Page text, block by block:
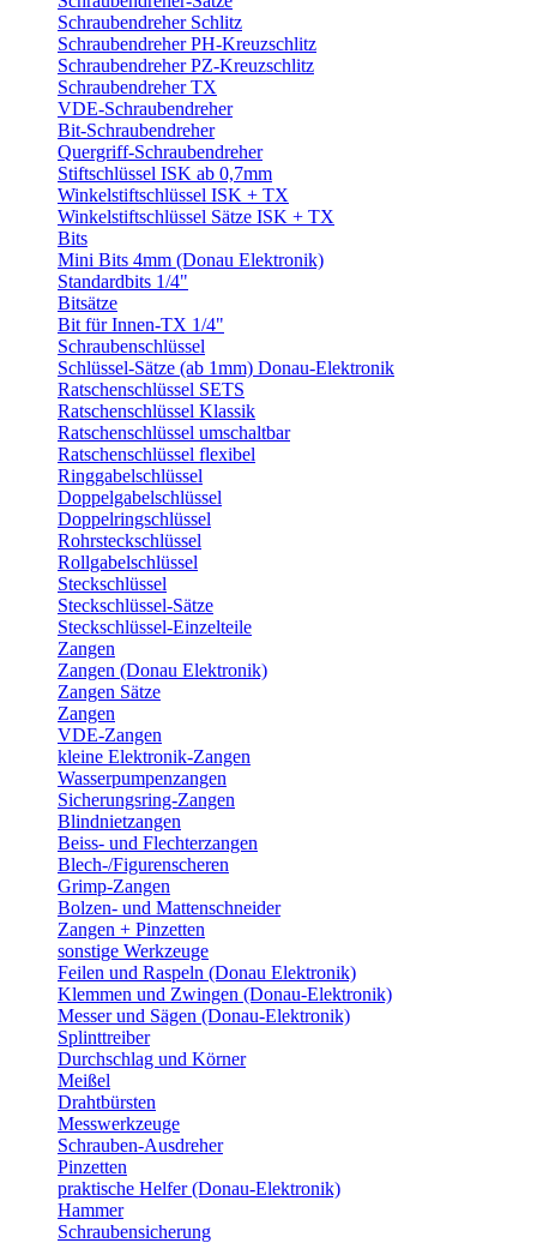
Schraubendreher Schlitz
Schraubendreher PH-Kreuzschlitz
Schraubendreher PZ-Kreuzschlitz
Schraubendreher TX
VDE-Schraubendreher
Bit-Schraubendreher
Quergriff-Schraubendreher
Stiftschlüssel ISK ab 0,7mm
Winkelstiftschlüssel ISK + TX
Winkelstiftschlüssel Sätze ISK + TX
Bits
Mini Bits 4mm (Donau Elektronik)
Standardbits 1/4"
Bitsätze
Bit für Innen-TX 1/4"
Schraubenschlüssel
Schlüssel-Sätze (ab 1mm) Donau-Elektronik
Ratschenschlüssel SETS
Ratschenschlüssel Klassik
Ratschenschlüssel umschaltbar
Ratschenschlüssel flexibel
Ringgabelschlüssel
Doppelgabelschlüssel
Doppelringschlüssel
Rohrsteckschlüssel
Rollgabelschlüssel
Steckschlüssel
Steckschlüssel-Sätze
Steckschlüssel-Einzelteile
Zangen
Zangen (Donau Elektronik)
Zangen Sätze
Zangen
VDE-Zangen
kleine Elektronik-Zangen
Wasserpumpenzangen
Sicherungsring-Zangen
Blindnietzangen
Beiss- und Flechterzangen
Blech-/Figurenscheren
Grimp-Zangen
Bolzen- und Mattenschneider
Zangen + Pinzetten
sonstige Werkzeuge
Feilen und Raspeln (Donau Elektronik)
Klemmen und Zwingen (Donau-Elektronik)
Messer und Sägen (Donau-Elektronik)
Splinttreiber
Durchschlag und Körner
Meißel
Drahtbürsten
Messwerkzeuge
Schrauben-Ausdreher
Pinzetten
praktische Helfer (Donau-Elektronik)
Hammer
Schraubensicherung